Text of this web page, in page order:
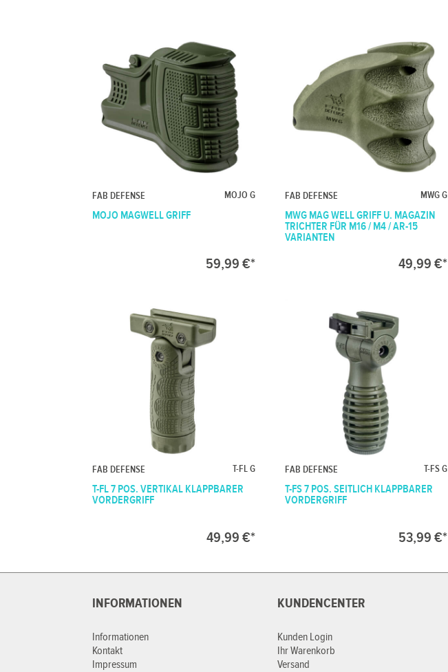
FAB DEFENSE MOJO G
MOJO MAGWELL GRIFF
59,99 €*
FAB DEFENSE MWG G
MWG MAG WELL GRIFF U. MAGAZIN
TRICHTER FÜR M16 / M4 / AR-15
VARIANTEN
49,99 €*
FAB DEFENSE T-FL G
T-FL 7 POS. VERTIKAL KLAPPBARER
VORDERGRIFF
49,99 €*
FAB DEFENSE T-FS G
T-FS 7 POS. SEITLICH KLAPPBARER
VORDERGRIFF
53,99 €*
INFORMATIONEN
Informationen
Kontakt
Impressum
KUNDENCENTER
Kunden Login
Ihr Warenkorb
Versand